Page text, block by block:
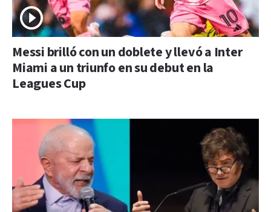
Messi brilló con un doblete y llevó a Inter
Miami a un triunfo en su debut en la
Leagues Cup